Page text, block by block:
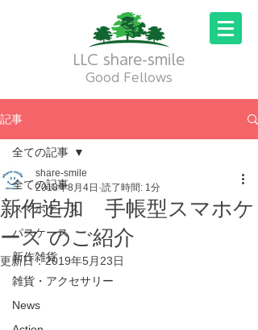
LLC share-smile
Good Fellows
記事
全ての記事
スマホケース
パスケース
新作雑貨
雑貨・アクセサリー
News
全ての記事
新作追加 手帳型スマホケ
ース のご紹介
share-smile
2018年8月4日 読了時間: 1分
更新日：2019年5月23日